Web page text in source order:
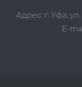
Адрес: г. Уфа,
E-